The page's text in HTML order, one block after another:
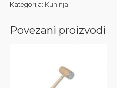
Kategorija: Kuhinja
Povezani proizvodi